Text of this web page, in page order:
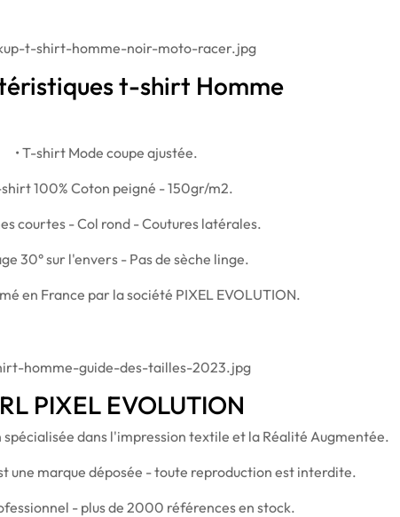
t-shirt Homme
• T-shirt Mode coupe ajustée.
shirt 100% Coton peigné - 150gr/m2.
courtes - Col rond - Coutures latérales.
30° sur l'envers - Pas de sèche linge.
en France par la société PIXEL EVOLUTION.
PIXEL EVOLUTION
dans l'impression textile et la Réalité Augmentée.
une marque déposée - toute reproduction est interdite.
- plus de 2000 références en stock.